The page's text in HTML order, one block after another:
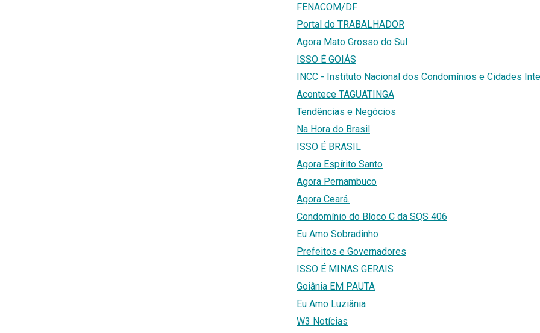
FENACOM/DF
Portal do TRABALHADOR
Agora Mato Grosso do Sul
ISSO É GOIÁS
INCC - Instituto Nacional dos Condomínios e Cidades
Acontece TAGUATINGA
Tendências e Negócios
Na Hora do Brasil
ISSO É BRASIL
Agora Espírito Santo
Agora Pernambuco
Agora Ceará.
Condomínio do Bloco C da SQS 406
Eu Amo Sobradinho
Prefeitos e Governadores
ISSO É MINAS GERAIS
Goiânia EM PAUTA
Eu Amo Luziânia
W3 Notícias